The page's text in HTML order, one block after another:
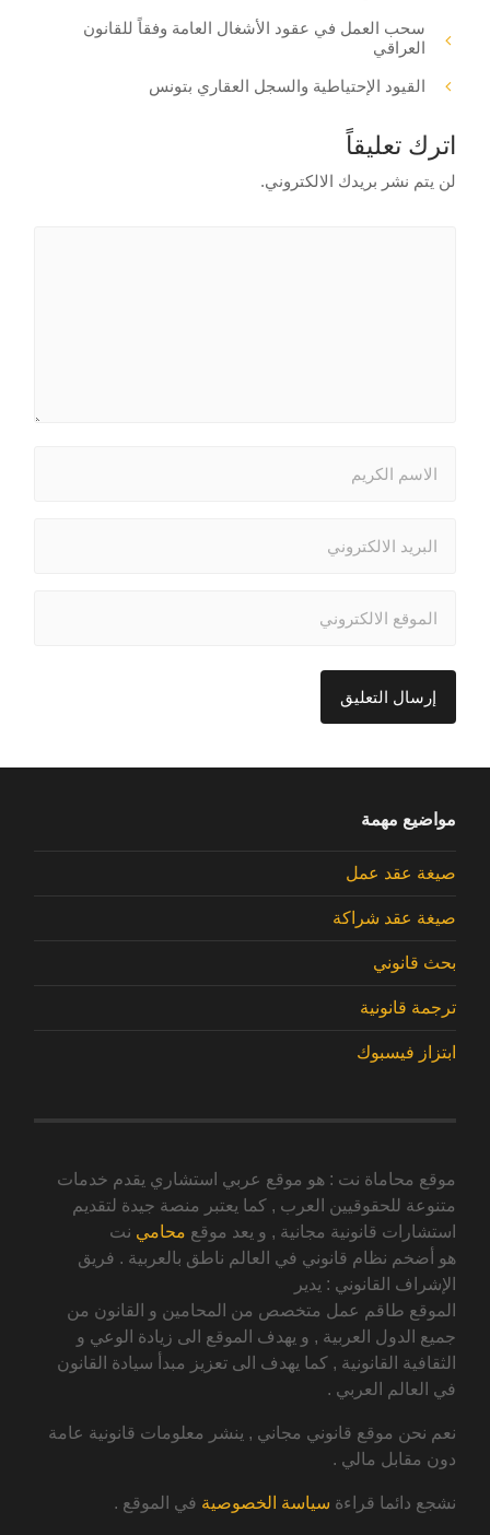
سحب العمل في عقود الأشغال العامة وفقاً للقانون
العراقي
القيود الإحتياطية والسجل العقاري بتونس
اترك تعليقاً
لن يتم نشر بريدك الالكتروني.
مواضيع مهمة
صيغة عقد عمل
صيغة عقد شراكة
بحث قانوني
ترجمة قانونية
ابتزاز فيسبوك
موقع محاماة نت : هو موقع عربي استشاري يقدم خدمات
متنوعة للحقوقيين العرب , كما يعتبر منصة جيدة لتقديم
استشارات قانونية مجانية , و يعد موقع محامي نت
هو أضخم نظام قانوني في العالم ناطق بالعربية . فريق
الإشراف القانوني : يدير
الموقع طاقم عمل متخصص من المحامين و القانون من
جميع الدول العربية , و يهدف الموقع الى زيادة الوعي و
الثقافية القانونية , كما يهدف الى تعزيز مبدأ سيادة القانون
في العالم العربي .
نعم نحن موقع قانوني مجاني , ينشر معلومات قانونية عامة
دون مقابل مالي .
نشجع دائما قراءة سياسة الخصوصية في الموقع .